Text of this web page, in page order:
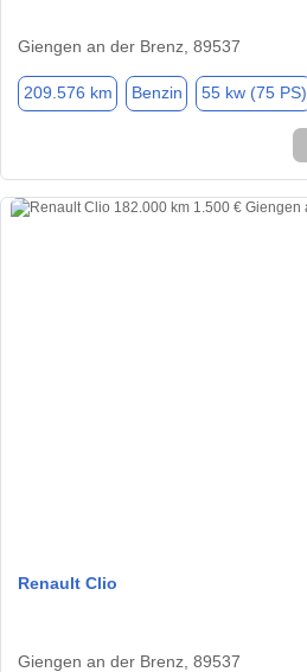
Giengen an der Brenz, 89537
209.576 km Benzin 55 kw (75 PS)
Renault Clio
Giengen an der Brenz, 89537